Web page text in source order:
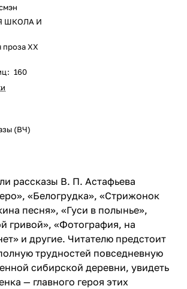
ШКОЛА И
проза ХХ
: 160
(ВЧ)
рассказы В. П. Астафьева
«Белогрудка», «Стрижонок
песня», «Гуси в полынье»,
гривой», «Фотография, на
и другие. Читателю предстоит
трудностей повседневную
сибирской деревни, увидеть
— главного героя этих